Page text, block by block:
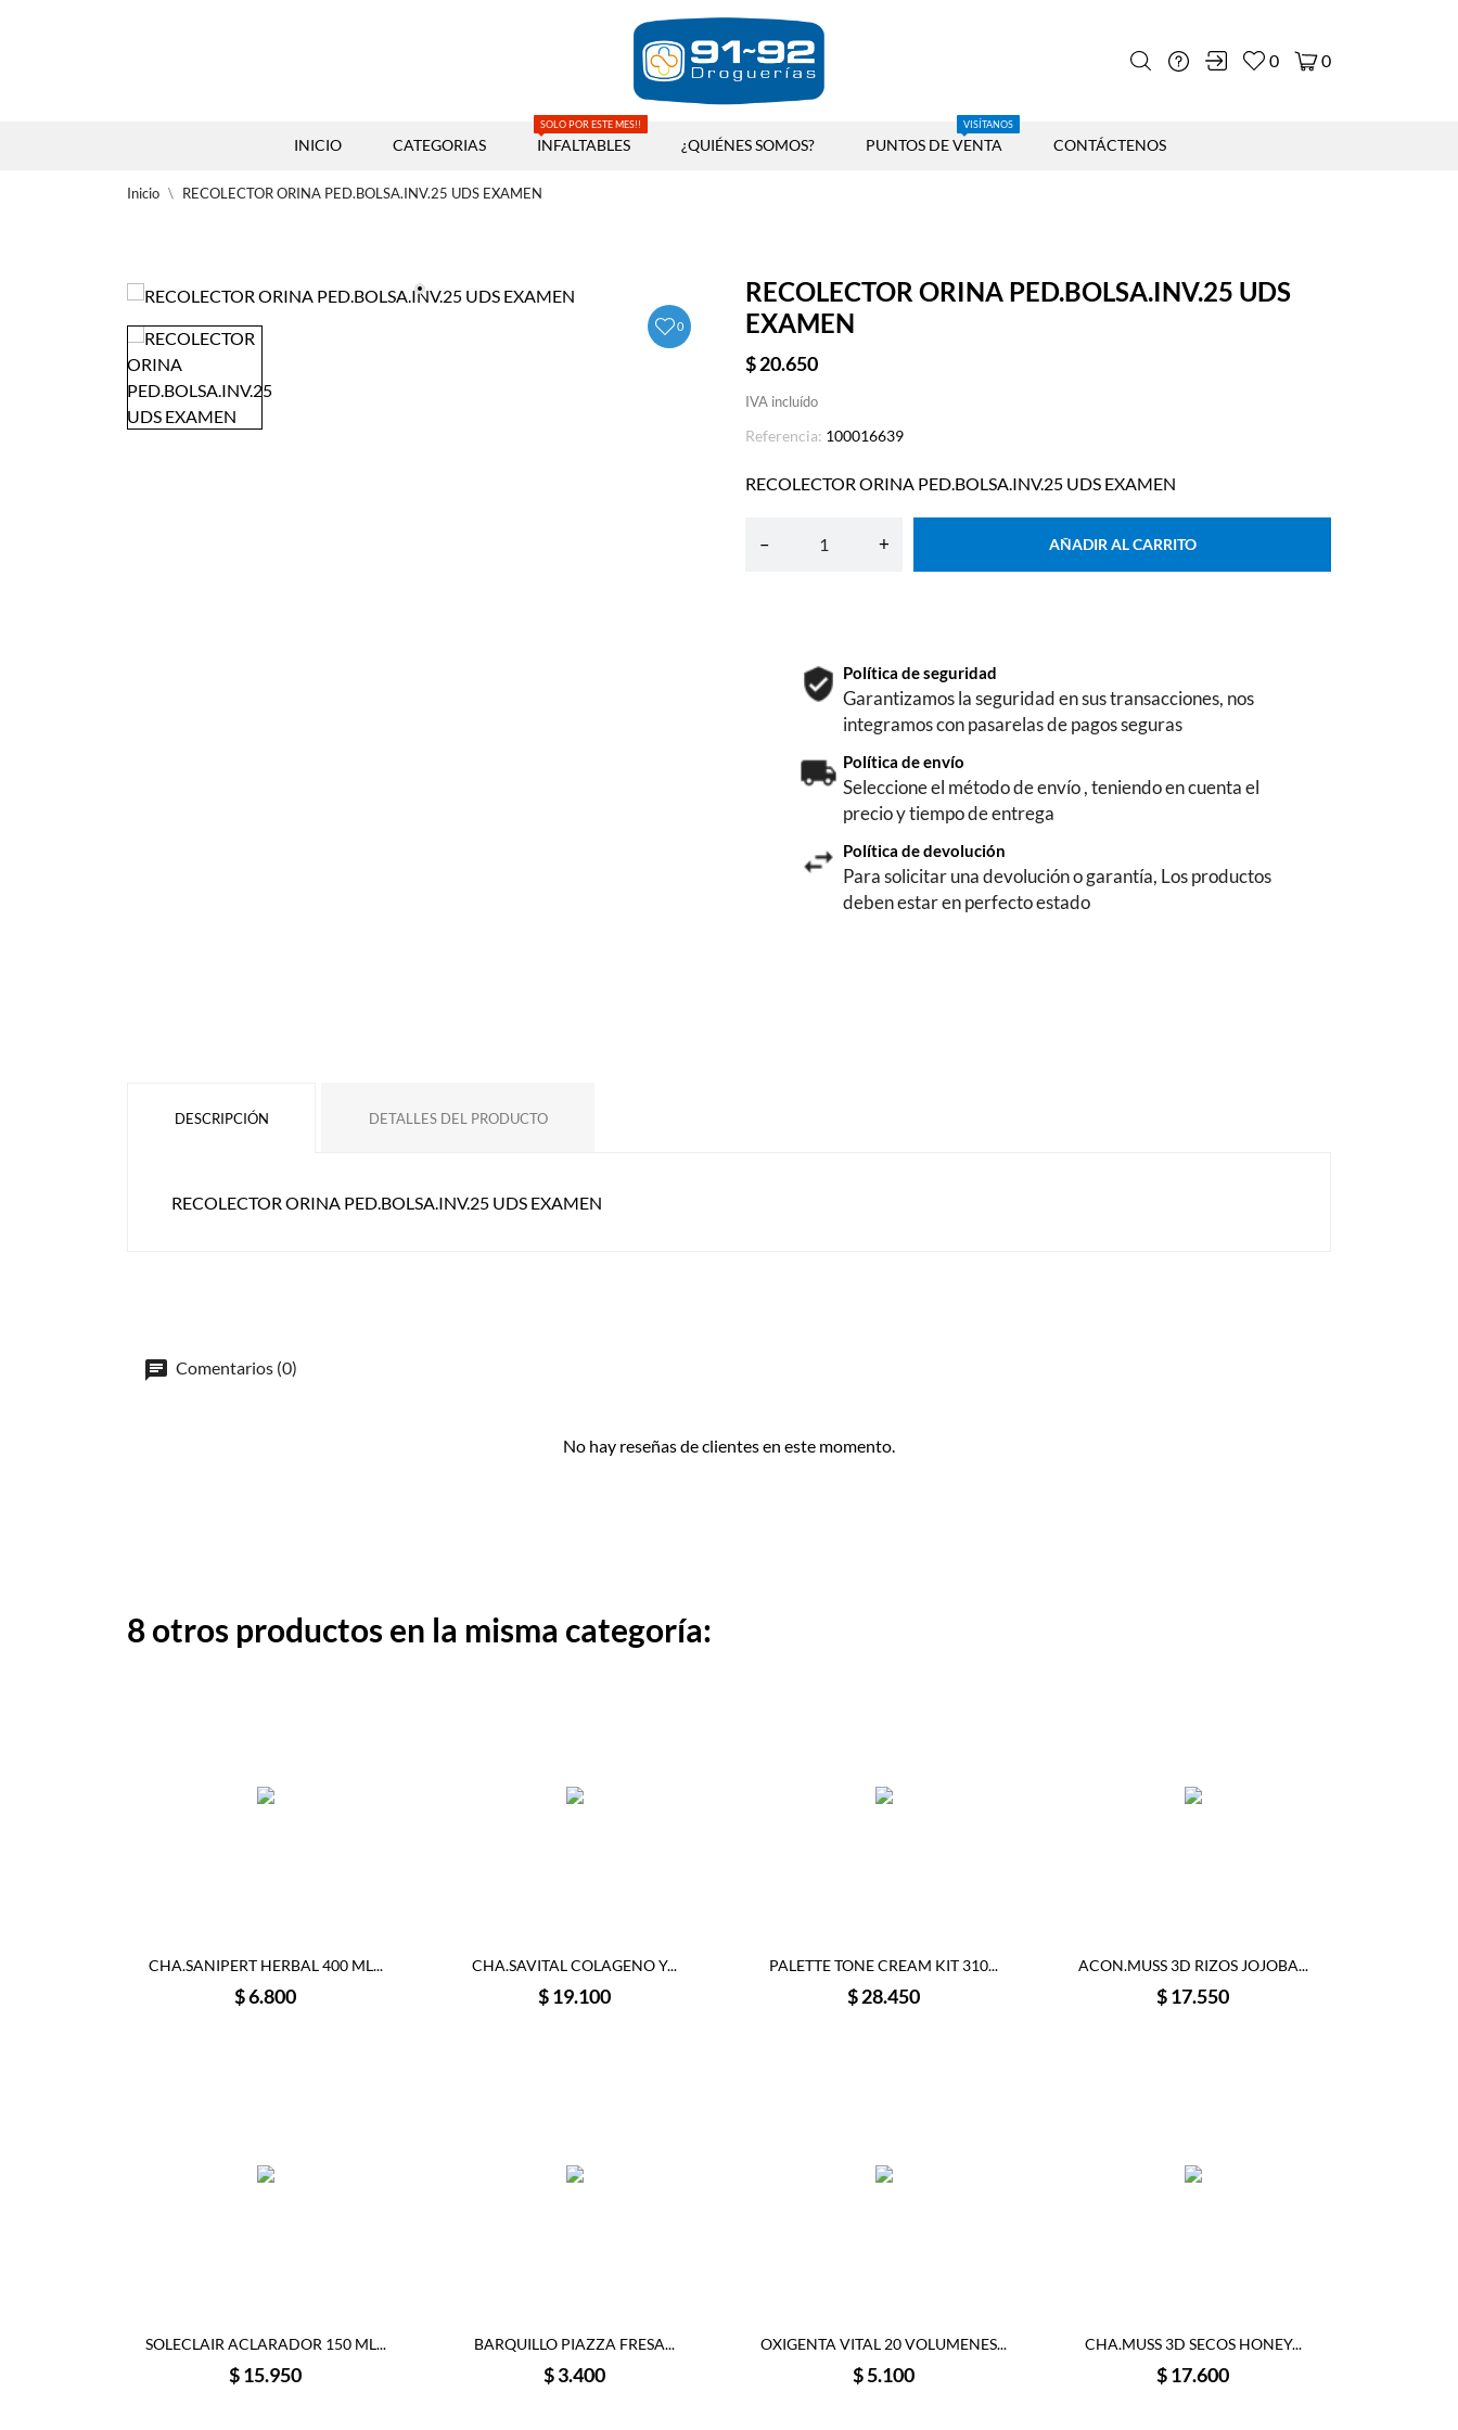
0 0
INICIO CATEGORIAS INFALTABLES
SOLO POR ESTE MES!!
¿QUIÉNES SOMOS? PUNTOS DE VENTA
VISÍTANOS
CONTÁCTENOS
Inicio RECOLECTOR ORINA PED.BOLSA.INV.25 UDS EXAMEN
0
RECOLECTOR ORINA PED.BOLSA.INV.25 UDS
EXAMEN
$ 20.650
IVA incluído
Referencia: 100016639
RECOLECTOR ORINA PED.BOLSA.INV.25 UDS EXAMEN
– + AÑADIR AL CARRITO
Política de seguridad
Garantizamos la seguridad en sus transacciones, nos
integramos con pasarelas de pagos seguras
Política de envío
Seleccione el método de envío , teniendo en cuenta el
precio y tiempo de entrega
Política de devolución
Para solicitar una devolución o garantía, Los productos
deben estar en perfecto estado
DESCRIPCIÓN DETALLES DEL PRODUCTO
RECOLECTOR ORINA PED.BOLSA.INV.25 UDS EXAMEN
Comentarios (0)
No hay reseñas de clientes en este momento.
8 otros productos en la misma categoría:
CHA.SANIPERT HERBAL 400 ML...
Precio
$ 6.800
CHA.SAVITAL COLAGENO Y...
Precio
$ 19.100
PALETTE TONE CREAM KIT 310...
Precio
$ 28.450
ACON.MUSS 3D RIZOS JOJOBA...
Precio
$ 17.550
SOLECLAIR ACLARADOR 150 ML...
Precio
$ 15.950
BARQUILLO PIAZZA FRESA...
Precio
$ 3.400
OXIGENTA VITAL 20 VOLUMENES...
Precio
$ 5.100
CHA.MUSS 3D SECOS HONEY...
Precio
$ 17.600